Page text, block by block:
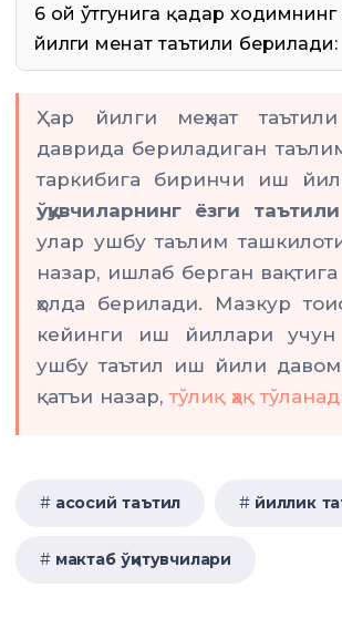
6 ой ўтгунига қадар ходимнинг
йилги меҳнат таътили берилади:
14 тўрт ёшга
18 ёшдан
I ва II гуруҳ ногиронлиги
Ҳар йилги меҳнат
даврида бериладиган
таркибига биринчи иш
ўқувчиларнинг ёзги
улар ушбу таълим
назар, ишлаб берган
ҳолда берилади. Мазкур
кейинги иш йиллари учун
ушбу таътил иш йили
қатъи назар,тўлиқ ҳақ
асосий таътил йиллик
мактаб ўқитувчилари